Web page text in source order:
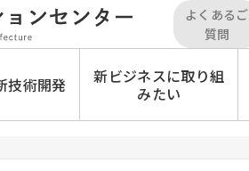
よくあるご
質問
技術開発
新ビジネスに取り組
みたい